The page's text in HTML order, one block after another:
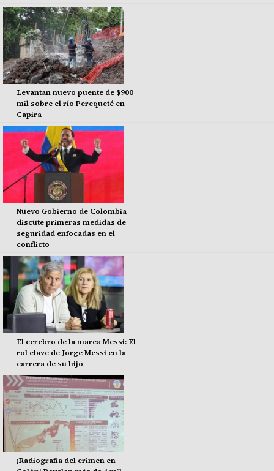
Levantan nuevo puente de $900
mil sobre el río Perequeté en
Capira
Nuevo Gobierno de Colombia
discute primeras medidas de
seguridad enfocadas en el
conflicto
El cerebro de la marca Messi: El
rol clave de Jorge Messi en la
carrera de su hijo
¡Radiografía del crimen en